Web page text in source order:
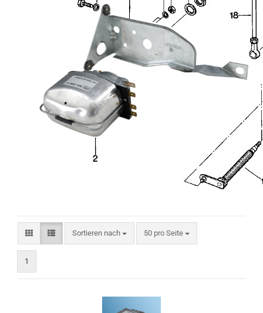
Sortieren nach
Sortieren nach 50 pro Seite
pro Seite
1